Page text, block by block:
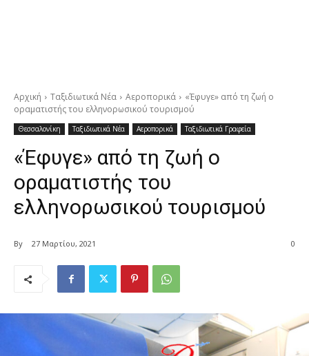
Αρχική Ταξιδιωτικά Νέα Αεροπορικά
«Έφυγε» από τη ζωή ο
οραματιστής του ελληνορωσικού τουρισμού
Θεσσαλονίκη Ταξιδιωτικά Νέα Αεροπορικά Ταξιδιωτικά Γραφεία
«Έφυγε» από τη ζωή ο
οραματιστής του
ελληνορωσικού τουρισμού
By 27 Μαρτίου, 2021 0